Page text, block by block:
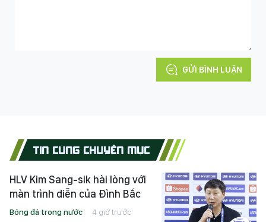
GỬI BÌNH LUẬN
TIN CÙNG CHUYÊN MỤC
HLV Kim Sang-sik hài lòng với
màn trình diễn của Đình Bắc
Bóng đá trong nước 4 giờ trước